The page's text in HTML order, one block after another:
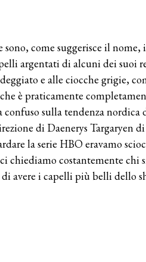
come suggerisce il nome,
argentati di alcuni dei suoi
e alle ciocche grigie,
è praticamente
confuso sulla tendenza
di Daenerys Targaryen
la serie HBO eravamo
chiediamo costantemente chi
avere i capelli più belli dello